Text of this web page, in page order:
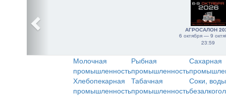
АГРОСАЛОН
6 октября — 9
23:59
Молочная
промышленность
Рыбная
промышленность
Сахарная
Хлебопекарная
промышленность
Табачная
промышленность
Соки,